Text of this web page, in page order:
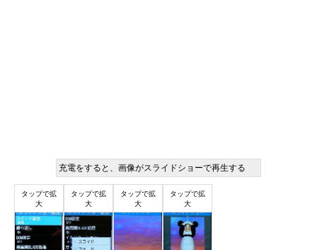
充電をすると、画像がスライドショーで再生する